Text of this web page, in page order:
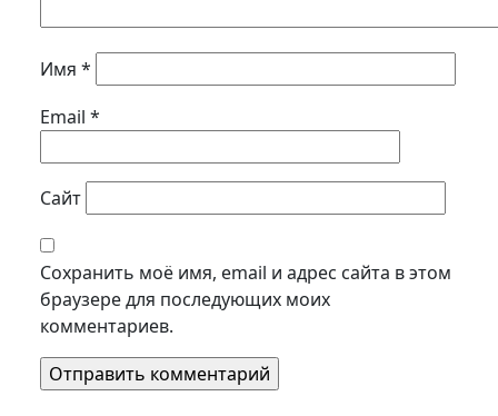
Имя *
Email *
Сайт
Сохранить моё имя, email и адрес сайта в этом
браузере для последующих моих
комментариев.